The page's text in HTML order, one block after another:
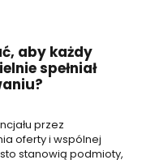
aby każdy
spełniał
przez
oferty i wspólnej
stanowią podmioty,